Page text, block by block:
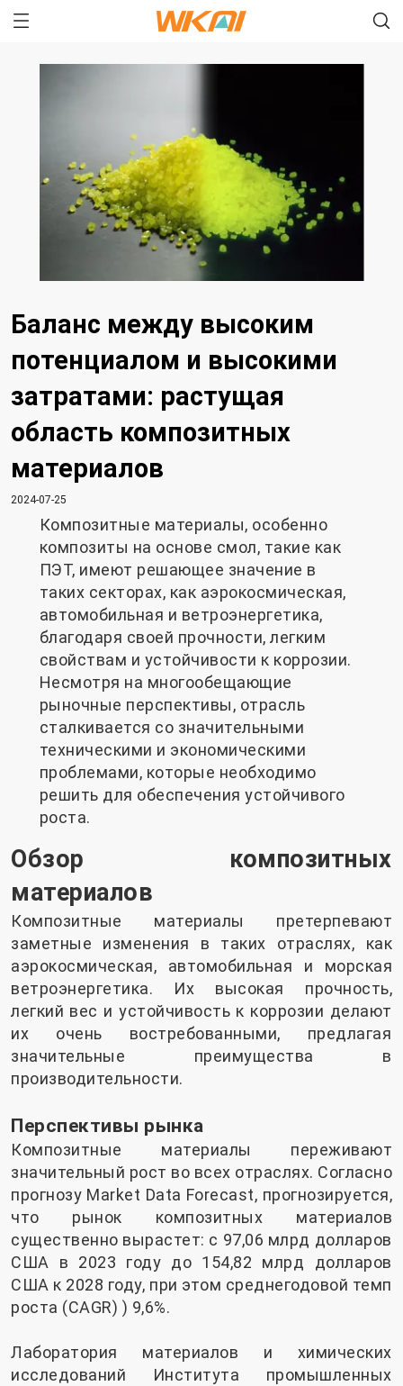
Баланс между высоким
потенциалом и высокими
затратами: растущая
область композитных
материалов
2024-07-25
Композитные материалы, особенно
композиты на основе смол, такие как
ПЭТ, имеют решающее значение в
таких секторах, как аэрокосмическая,
автомобильная и ветроэнергетика,
благодаря своей прочности, легким
свойствам и устойчивости к коррозии.
Несмотря на многообещающие
рыночные перспективы, отрасль
сталкивается со значительными
техническими и экономическими
проблемами, которые необходимо
решить для обеспечения устойчивого
роста.
Обзор композитных
материалов
Композитные материалы претерпевают
заметные изменения в таких отраслях, как
аэрокосмическая, автомобильная и морская
ветроэнергетика. Их высокая прочность,
легкий вес и устойчивость к коррозии делают
их очень востребованными, предлагая
значительные преимущества в
производительности.
Перспективы рынка
Композитные материалы переживают
значительный рост во всех отраслях. Согласно
прогнозу Market Data Forecast, прогнозируется,
что рынок композитных материалов
существенно вырастет: с 97,06 млрд долларов
США в 2023 году до 154,82 млрд долларов
США к 2028 году, при этом среднегодовой темп
роста (CAGR) ) 9,6%.
Лаборатория материалов и химических
исследований Института промышленных